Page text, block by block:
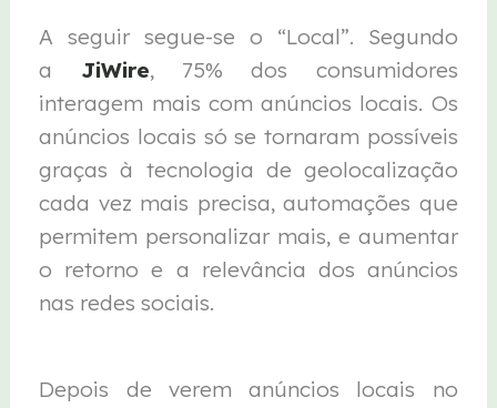
A seguir segue-se o “Local”. Segundo
a
JiWire, 75% dos consumidores
interagem mais com anúncios locais. Os
anúncios locais só se tornaram possíveis
graças à tecnologia de geolocalização
cada vez mais precisa, automações que
permitem personalizar mais, e aumentar
o retorno e a relevância dos anúncios
nas redes sociais.
Depois de verem anúncios locais no